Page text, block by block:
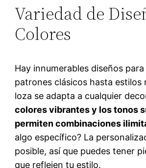
Variedad de
Colores
Hay innumerables diseños
patrones clásicos hasta estilos
loza se adapta a cualquier
colores vibrantes y los tonos
permiten combinaciones
algo específico? La
posible, así que puedes tener
que reflejen tu estilo.